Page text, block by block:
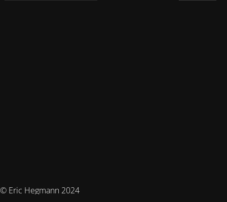
© Eric Hegmann 2024